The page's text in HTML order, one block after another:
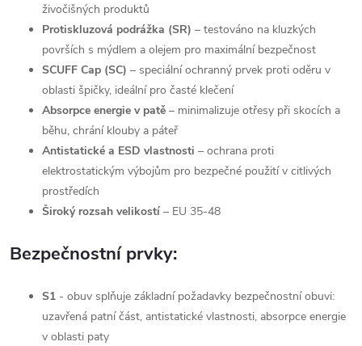
živočišných produktů
Protiskluzová podrážka (SR) – testováno na kluzkých
površích s mýdlem a olejem pro maximální bezpečnost
SCUFF Cap (SC) – speciální ochranný prvek proti oděru v
oblasti špičky, ideální pro časté klečení
Absorpce energie v patě – minimalizuje otřesy při skocích a
běhu, chrání klouby a páteř
Antistatické a ESD vlastnosti – ochrana proti
elektrostatickým výbojům pro bezpečné použití v citlivých
prostředích
Široký rozsah velikostí – EU 35-48
Bezpečnostní prvky:
S1 - obuv splňuje základní požadavky bezpečnostní obuvi:
uzavřená patní část, antistatické vlastnosti, absorpce energie
v oblasti paty